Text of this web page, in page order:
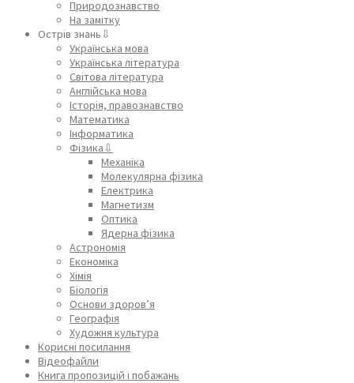
Природознавство
На замітку
Острів знань⇩
Українська мова
Українська література
Світова література
Англійська мова
Історія, правознавство
Математика
Інформатика
Фізика⇩
Механіка
Молекулярна фізика
Електрика
Магнетизм
Оптика
Ядерна фізика
Астрономія
Економіка
Хімія
Біологія
Основи здоров’я
Географія
Художня культура
Корисні посилання
Відеофайли
Книга пропозицій і побажань